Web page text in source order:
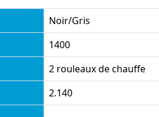
Noir/Gris
1400
2 rouleaux de chauffe
2.140